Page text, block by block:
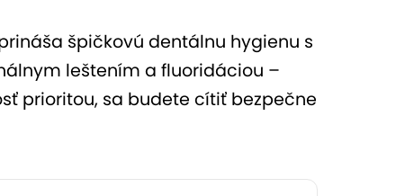
špičkovú dentálnu hygienu s
leštením a fluoridáciou –
prioritou, sa budete cítiť bezpečne